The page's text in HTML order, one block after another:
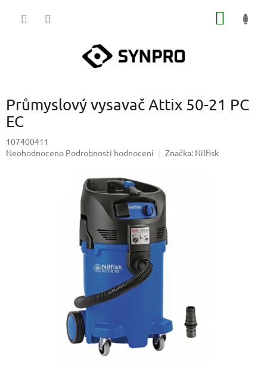
Průmyslový vysavač Attix 50-21 PC
EC
107400411
Průměrné
Neohodnoceno Podrobnosti hodnocení Značka: Nilfisk